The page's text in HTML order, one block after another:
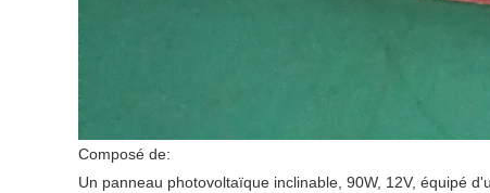
Composé de:
Un panneau photovoltaïque inclinable, 90W, 12V, équipé